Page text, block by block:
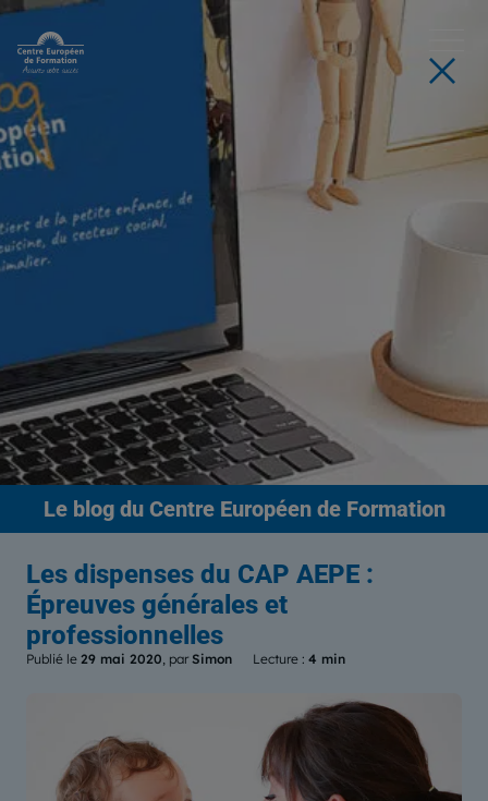
Le blogdu Centre Européen de Formation
Les dispenses du CAP AEPE :
Épreuves générales et
professionnelles
Publié le 29 mai 2020, par Simon Lecture : 4 min